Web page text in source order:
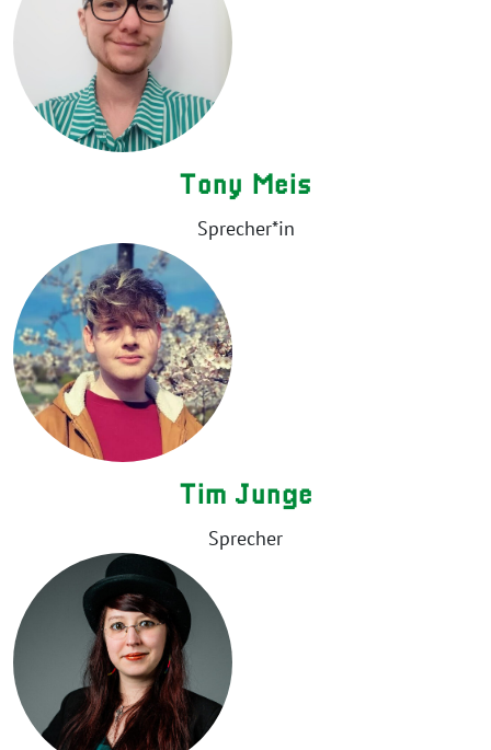
Tony Meis
Sprecher*in
Tim Junge
Sprecher